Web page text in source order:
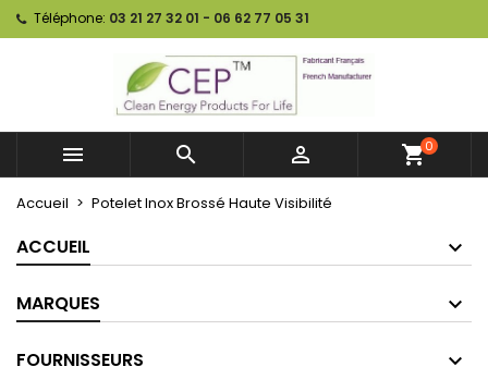
Téléphone: 03 21 27 32 01 - 06 62 77 05 31
   shopping_cart0
Accueil Potelet Inox Brossé Haute Visibilité
ACCUEIL
MARQUES
FOURNISSEURS